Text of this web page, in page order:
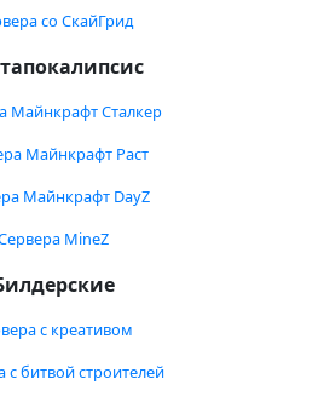
со СкайГрид
Майнкрафт Сталкер
Майнкрафт Раст
Майнкрафт DayZ
MineZ
с креативом
с битвой строителей